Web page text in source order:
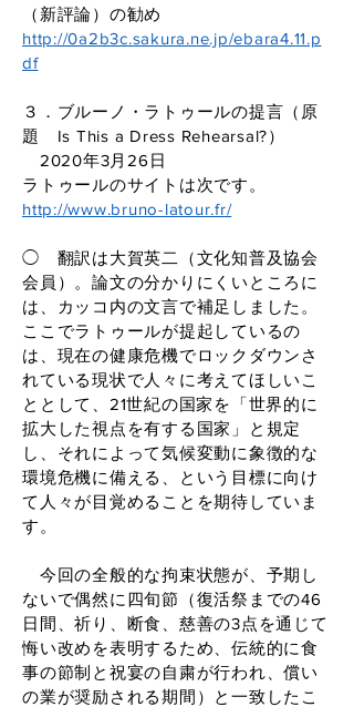
（新評論）の勧め
http://0a2b3c.sakura.ne.jp/ebara4.11.p
df
３．ブルーノ・ラトゥールの提言（原
題 Is This a Dress Rehearsal?）
2020年3月26日
ラトゥールのサイトは次です。
http://www.bruno-latour.fr/
◯ 翻訳は大賀英二（文化知普及協会
会員）。論文の分かりにくいところに
は、カッコ内の文言で補足しました。
ここでラトゥールが提起しているの
は、現在の健康危機でロックダウンさ
れている現状で人々に考えてほしいこ
ととして、21世紀の国家を「世界的に
拡大した視点を有する国家」と規定
し、それによって気候変動に象徴的な
環境危機に備える、という目標に向け
て人々が目覚めることを期待していま
す。
今回の全般的な拘束状態が、予期し
ないで偶然に四旬節（復活祭までの46
日間、祈り、断食、慈善の3点を通じて
悔い改めを表明するため、伝統的に食
事の節制と祝宴の自粛が行われ、償い
の業が奨励される期間）と一致したこ